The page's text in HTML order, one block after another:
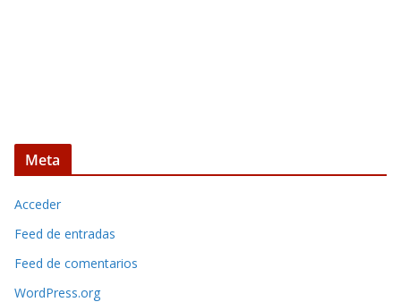
Meta
Acceder
Feed de entradas
Feed de comentarios
WordPress.org